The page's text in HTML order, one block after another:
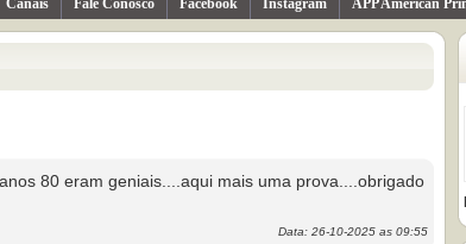
Canais Fale Conosco Facebook Instagram APP American
80 eram geniais....aqui mais uma prova....obrigado
Data: 26-10-2025 as 09:55